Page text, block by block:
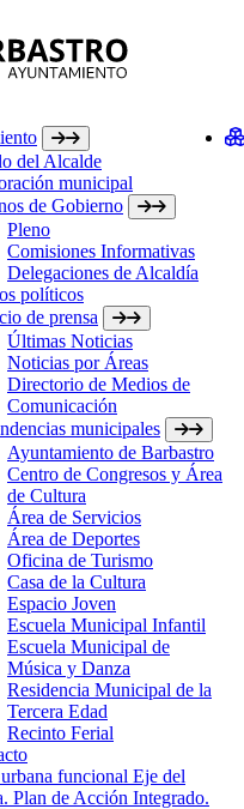
del Alcalde
municipal
de Gobierno
Pleno
Comisiones Informativas
Delegaciones de Alcaldía
políticos
de prensa
Últimas Noticias
Noticias por Áreas
Directorio de Medios de
Comunicación
municipales
Ayuntamiento de Barbastro
Centro de Congresos y Área
de Cultura
Área de Servicios
Área de Deportes
Oficina de Turismo
Casa de la Cultura
Espacio Joven
Escuela Municipal Infantil
Escuela Municipal de
Música y Danza
Residencia Municipal de la
Tercera Edad
Recinto Ferial
funcional Eje del
Plan de Acción Integrado.